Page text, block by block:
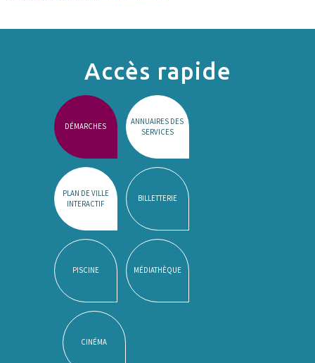
Accès rapide
DÉMARCHES
ANNUAIRES DES
SERVICES
PLAN DE VILLE
INTERACTIF
BILLETTERIE
PISCINE MÉDIATHÈQUE
CINÉMA